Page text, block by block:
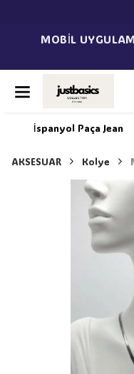
MOBİL
İspanyol Paça Jean
AKSESUAR Kolye